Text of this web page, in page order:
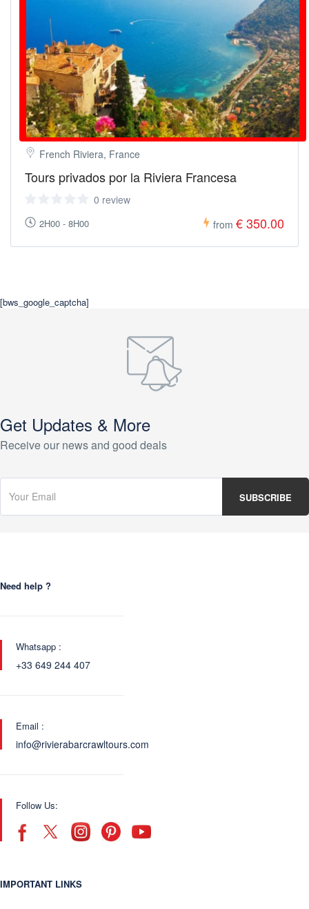
French Riviera, France
Tours privados por la Riviera Francesa
0 review
2H00 - 8H00 from € 350.00
[bws_google_captcha]
Get Updates & More
Receive our news and good deals
Need help ?
Whatsapp :
+33 649 244 407
Email :
info@rivierabarcrawltours.com
Follow Us:
IMPORTANT LINKS